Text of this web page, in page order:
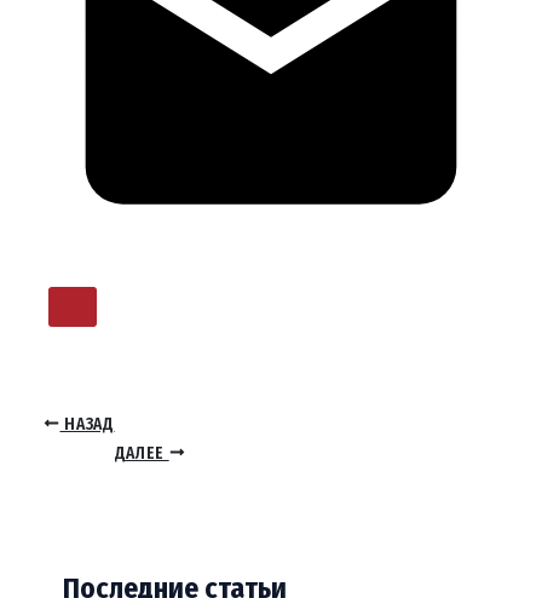
НАЗАД
ДАЛЕЕ
Последние статьи